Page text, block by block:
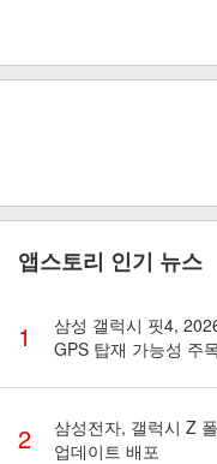
앱스토리 인기 뉴스
1
삼성 갤럭시 핏4,
GPS 탑재 가능성 주
2
삼성전자, 갤럭시 Z
업데이트 배포